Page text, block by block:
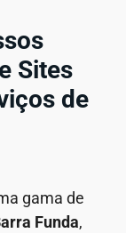
Sites
de
gama de
Funda,